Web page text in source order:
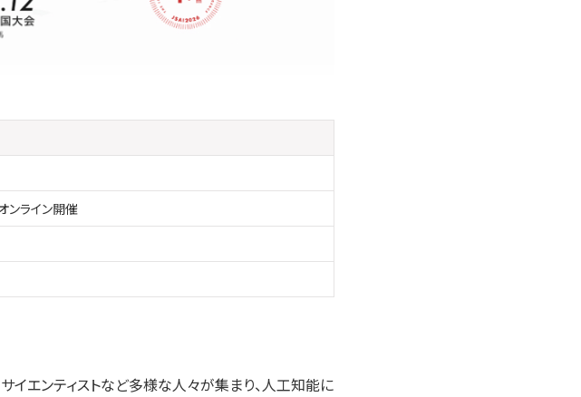
ンライン開催
エンティストなど多様な人々が集まり、人工知能に